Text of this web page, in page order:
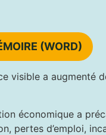
(WORD)
visible a augmenté
économique a
pertes d’emploi,